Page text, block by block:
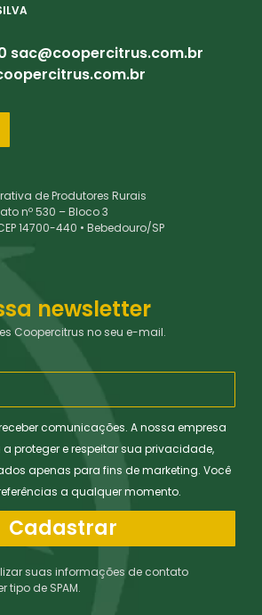
sac@coopercitrus.com.br
de Produtores Rurais
nº 530 – Bloco 3
14700-440 • Bebedouro/SP
newsletter
Coopercitrus no seu e-mail.
comunicações. A nossa empresa
proteger e respeitar sua privacidade,
apenas para fins de marketing. Você
a qualquer momento.
Cadastrar
suas informações de contato
de SPAM.